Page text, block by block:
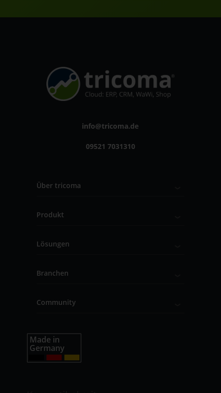
info@tricoma.de
09521 7031310
Über tricoma
Produkt
Lösungen
Branchen
Community